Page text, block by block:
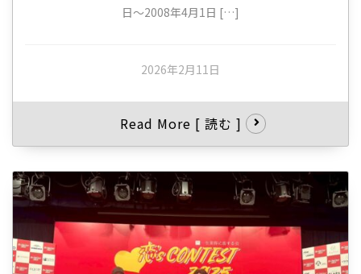
日～2008年4月1日 […]
2026年2月11日
Read More [ 読む ]